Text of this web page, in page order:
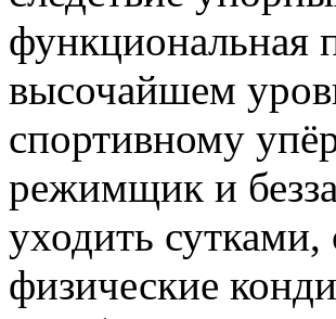
функциональная
высочайшем
спортивному
режимщик и
уходить
физические